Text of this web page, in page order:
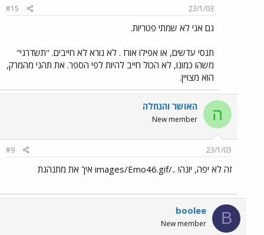
23/1/03
#15
גם אני לא שמתי פטריות.
תנסי עדשים, או אפילו אורז . לא נורא לא חייבים. "תשדרגי"
משהו כמונו, לא הכול חייב להיות לפי הספר. את תהני מהמרק,
הוא מצויין.
ה האושר והנחלה
New member
23/1/03
#9
זה לא יפה, יונה! ../images/Emo46.gif איך את מתנהגת
B
boolee
New member